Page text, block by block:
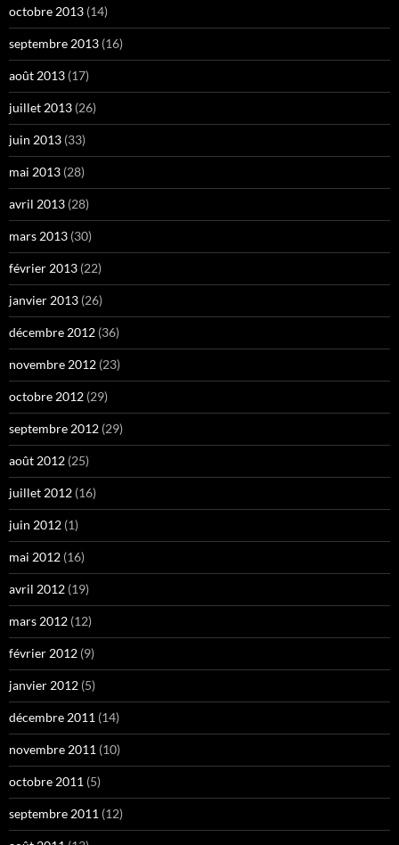
octobre 2013 (14)
septembre 2013 (16)
août 2013 (17)
juillet 2013 (26)
juin 2013 (33)
mai 2013 (28)
avril 2013 (28)
mars 2013 (30)
février 2013 (22)
janvier 2013 (26)
décembre 2012 (36)
novembre 2012 (23)
octobre 2012 (29)
septembre 2012 (29)
août 2012 (25)
juillet 2012 (16)
juin 2012 (1)
mai 2012 (16)
avril 2012 (19)
mars 2012 (12)
février 2012 (9)
janvier 2012 (5)
décembre 2011 (14)
novembre 2011 (10)
octobre 2011 (5)
septembre 2011 (12)